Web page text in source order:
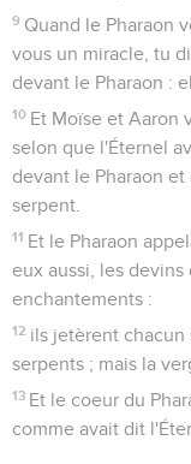
9 Quand le Pharaon
vous un miracle, tu
devant le Pharaon :
10 Et Moïse et Aaron
selon que l'Éternel
devant le Pharaon
serpent.
11 Et le Pharaon
eux aussi, les
enchantements :
12 ils jetèrent chacun
serpents ; mais la
13 Et le coeur du
comme avait dit